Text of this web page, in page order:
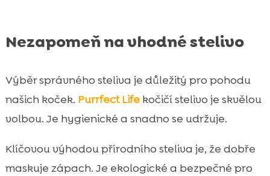
Nezapomeň na vhodné stelivo
Výběr správného steliva je důležitý pro pohodu
našich koček. Purrfect Lifekočičí stelivo je skvělou
volbou. Je hygienické a snadno se udržuje.
Klíčovou výhodou přírodního steliva je, že dobře
maskuje zápach. Je ekologické a bezpečné pro